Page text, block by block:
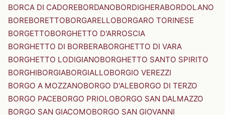
BORCA DI CADOREBORDANOBORDIGHERABORDOLANO
BOREBORETTOBORGARELLOBORGARO TORINESE
BORGETTOBORGHETTO D'ARROSCIA
BORGHETTO DI BORBERABORGHETTO DI VARA
BORGHETTO LODIGIANOBORGHETTO SANTO SPIRITO
BORGHIBORGIABORGIALLOBORGIO VEREZZI
BORGO A MOZZANOBORGO D'ALEBORGO DI TERZO
BORGO PACEBORGO PRIOLOBORGO SAN DALMAZZO
BORGO SAN GIACOMOBORGO SAN GIOVANNI